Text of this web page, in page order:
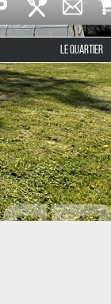
LE QUARTIER
de